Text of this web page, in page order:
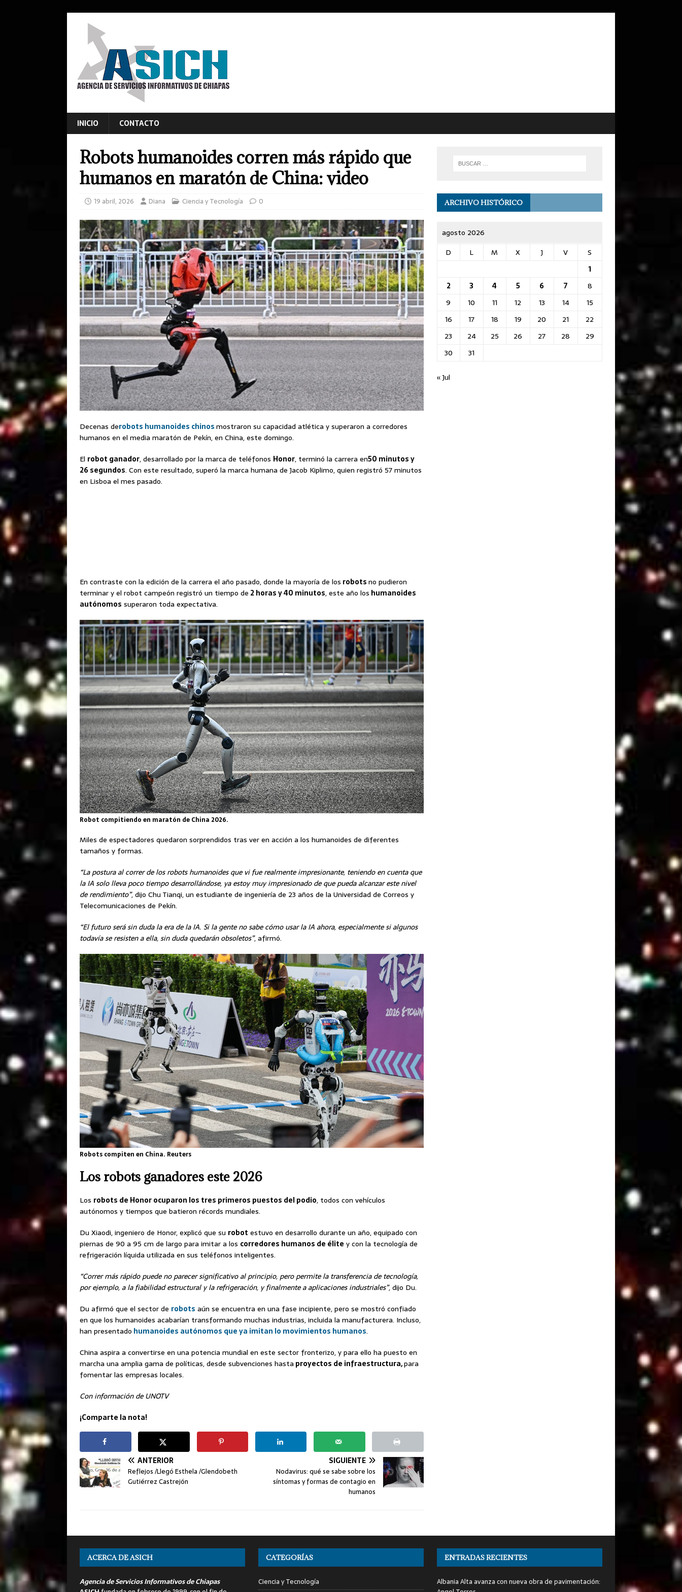
INICIO CONTACTO
Robots humanoides corren más rápido que
humanos en maratón de China: video
19 abril, 2026 Diana Ciencia y Tecnología 0
Decenas derobots humanoides chinosmostraron su capacidad atlética y superaron a corredores
humanos en el media maratón de Pekín, en China, este domingo.
El robot ganador, desarrollado por la marca de teléfonos Honor, terminó la carrera en50 minutos y
26 segundos. Con este resultado, superó la marca humana de Jacob Kiplimo, quien registró 57 minutos
en Lisboa el mes pasado.
En contraste con la edición de la carrera el año pasado, donde la mayoría de los robotsno pudieron
terminar y el robot campeón registró un tiempo de 2 horas y 40 minutos, este año los humanoides
autónomos superaron toda expectativa.
Robot compitiendo en maratón de China 2026.
Miles de espectadores quedaron sorprendidos tras ver en acción a los humanoides de diferentes
tamaños y formas.
“La postura al correr de los robots humanoides que vi fue realmente impresionante, teniendo en cuenta que
la IA solo lleva poco tiempo desarrollándose, ya estoy muy impresionado de que pueda alcanzar este nivel
de rendimiento”, dijo Chu Tianqi, un estudiante de ingeniería de 23 años de la Universidad de Correos y
Telecomunicaciones de Pekín.
“El futuro será sin duda la era de la IA. Si la gente no sabe cómo usar la IA ahora, especialmente si algunos
todavía se resisten a ella, sin duda quedarán obsoletos”, afirmó.
Robots compiten en China. Reuters
Los robots ganadores este 2026
Los robots de Honor ocuparon los tres primeros puestos del podio, todos con vehículos
autónomos y tiempos que batieron récords mundiales.
Du Xiaodi, ingeniero de Honor, explicó que su robot estuvo en desarrollo durante un año, equipado con
piernas de 90 a 95 cm de largo para imitar a los corredores humanos de élite y con la tecnología de
refrigeración líquida utilizada en sus teléfonos inteligentes.
“Correr más rápido puede no parecer significativo al principio, pero permite la transferencia de tecnología,
por ejemplo, a la fiabilidad estructural y la refrigeración, y finalmente a aplicaciones industriales”, dijo Du.
Du afirmó que el sector de robots aún se encuentra en una fase incipiente, pero se mostró confiado
en que los humanoides acabarían transformando muchas industrias, incluida la manufacturera. Incluso,
han presentado humanoides autónomos que ya imitan lo movimientos humanos.
China aspira a convertirse en una potencia mundial en este sector fronterizo, y para ello ha puesto en
marcha una amplia gama de políticas, desde subvenciones hasta proyectos de infraestructura,para
fomentar las empresas locales.
Con información de UNOTV
¡Comparte la nota!
ANTERIOR
Reflejos /Llegó Esthela /Glendobeth
Gutiérrez Castrejón
SIGUIENTE
Nodavirus: qué se sabe sobre los
síntomas y formas de contagio en
humanos
ARCHIVO HISTÓRICO
agosto 2026
D
L M X J V
S
1
2
3 4 5 6 7
8
9
10 11 12 13 14
15
16
17 18 19 20 21
22
23
24 25 26 27 28
29
30
31
« Jul
ACERCA DE ASICH
Agencia de Servicios Informativos de Chiapas
CATEGORÍAS
Ciencia y Tecnología
ENTRADAS RECIENTES
Albania Alta avanza con nueva obra de pavimentación: